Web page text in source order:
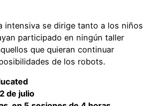
intensiva se dirige tanto a los niños
participado en ningún taller
que quieran continuar
de los robots.
de julio